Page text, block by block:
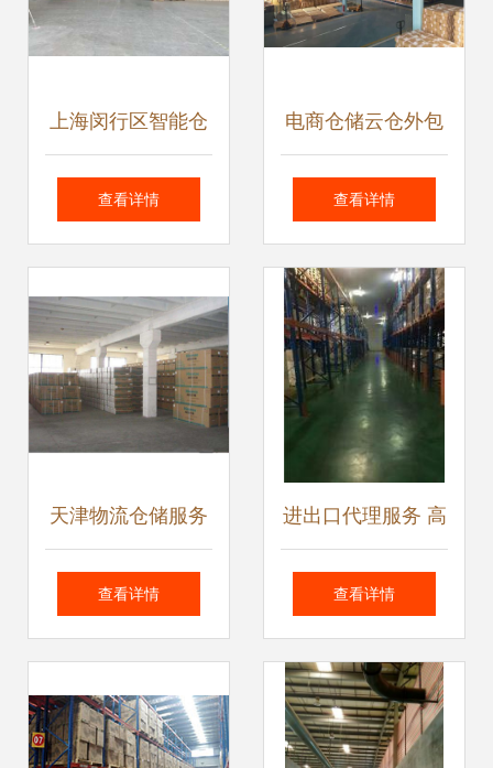
上海闵行区智能仓
储物流服务 高效配
查看详情
电商仓储云仓外包
与短期仓库全托管
服务的进出口代理
优势
查看详情
天津物流仓储服务
商的开发策略与市
查看详情
进出口代理服务 高
效对接全球市场的
查看详情